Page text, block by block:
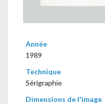
Année
1989
Technique
Sérigraphie
Dimensions de l'image